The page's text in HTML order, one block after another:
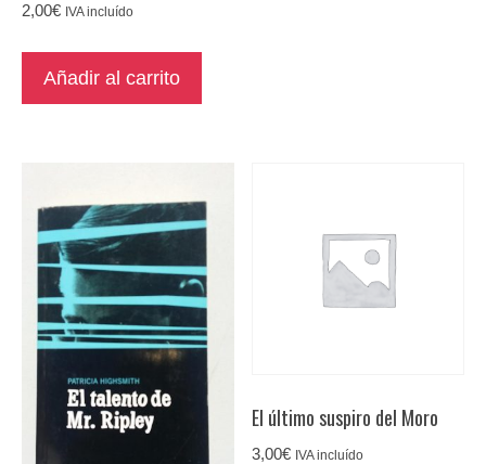
2,00€ IVA incluído
Añadir al carrito
El último suspiro del Moro
3,00€ IVA incluído